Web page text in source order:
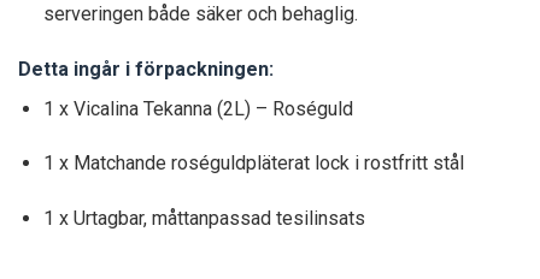
serveringen både säker och behaglig.
Detta ingår i förpackningen:
1 x Vicalina Tekanna (2L) – Roséguld
1 x Matchande roséguldpläterat lock i rostfritt stål
1 x Urtagbar, måttanpassad tesilinsats